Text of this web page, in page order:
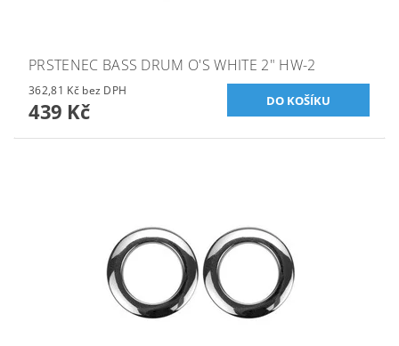
PRSTENEC BASS DRUM O'S WHITE 2" HW-2
362,81 Kč bez DPH
439 Kč